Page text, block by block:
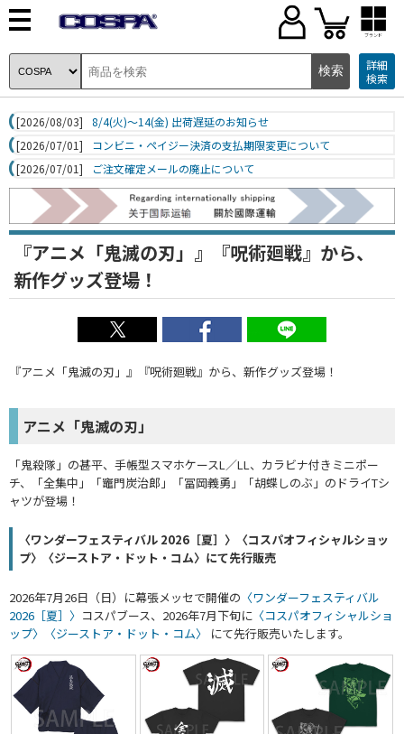
ブランド
詳細
検索
[2026/08/03]
8/4(火)～14(金) 出荷遅延のお知らせ
[2026/07/01]
コンビニ・ペイジー決済の支払期限変更について
[2026/07/01]
ご注文確定メールの廃止について
『アニメ「鬼滅の刃」』『呪術廻戦』から、
新作グッズ登場！
『アニメ「鬼滅の刃」』『呪術廻戦』から、新作グッズ登場！
アニメ「鬼滅の刃」
「鬼殺隊」の甚平、手帳型スマホケースL／LL、カラビナ付きミニポー
チ、「全集中」「竈門炭治郎」「冨岡義勇」「胡蝶しのぶ」のドライTシ
ャツが登場！
〈ワンダーフェスティバル 2026［夏］〉〈コスパオフィシャルショッ
プ〉〈ジーストア・ドット・コム〉にて先行販売
2026年7月26日（日）に幕張メッセで開催の 〈ワンダーフェスティバル
2026［夏］〉 コスパブース、2026年7月下旬に 〈コスパオフィシャルショ
ップ〉
〈ジーストア・ドット・コム〉 にて先行販売いたします。